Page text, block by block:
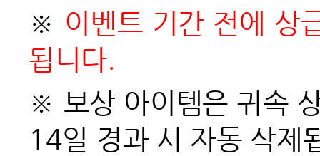
※ 이벤트 기간 전에 상
됩니다.
※ 보상 아이템은 귀속
14일 경과 시 자동 삭제